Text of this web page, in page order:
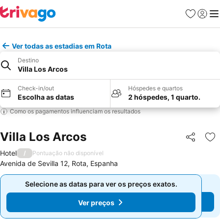
Favoritos
Iniciar
Ver todas as estadias em Rota
Destino
Villa Los Arcos
Check-in/out
Escolha as datas
Hóspedes e quartos
2 hóspedes, 1 quarto.
Como os pagamentos influenciam os resultados
Villa Los Arcos Partilhar
Hotel / Pontuação não disponível
Avenida de Sevilla 12, Rota, Espanha
Selecione as datas para ver os preços exatos.
Ver preços
Selecione as datas para ver os preços exatos.
Ver preços